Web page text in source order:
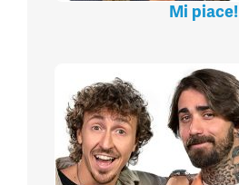
Mi piace!